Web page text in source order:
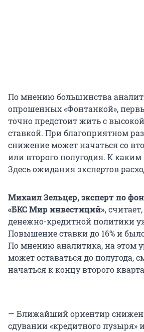
По мнению большинства
опрошенных «Фонтанкой»,
точно предстоит жить с
ставкой. При благоприятном
снижение может начаться со
или второго полугодия. К
Здесь ожидания экспертов
Михаил Зельцер, эксперт по
«БКС Мир инвестиций»,
денежно-кредитной политики
Повышение ставки до 16% и
По мнению аналитика, на этом
может оставаться до полугода,
начаться к концу второго
— Ближайший ориентир
сдувании «кредитного пузыря»